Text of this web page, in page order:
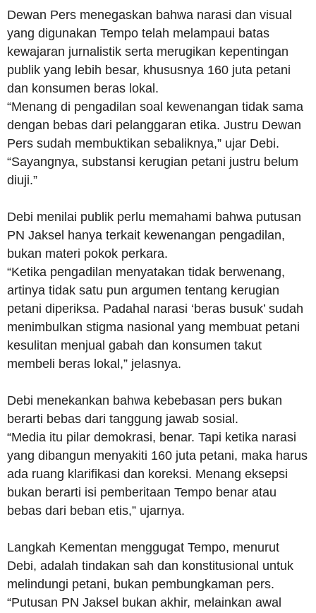
Dewan Pers menegaskan bahwa narasi dan visual
yang digunakan Tempo telah melampaui batas
kewajaran jurnalistik serta merugikan kepentingan
publik yang lebih besar, khususnya 160 juta petani
dan konsumen beras lokal.
“Menang di pengadilan soal kewenangan tidak sama
dengan bebas dari pelanggaran etika. Justru Dewan
Pers sudah membuktikan sebaliknya,” ujar Debi.
“Sayangnya, substansi kerugian petani justru belum
diuji.”
Debi menilai publik perlu memahami bahwa putusan
PN Jaksel hanya terkait kewenangan pengadilan,
bukan materi pokok perkara.
“Ketika pengadilan menyatakan tidak berwenang,
artinya tidak satu pun argumen tentang kerugian
petani diperiksa. Padahal narasi ‘beras busuk’ sudah
menimbulkan stigma nasional yang membuat petani
kesulitan menjual gabah dan konsumen takut
membeli beras lokal,” jelasnya.
Debi menekankan bahwa kebebasan pers bukan
berarti bebas dari tanggung jawab sosial.
“Media itu pilar demokrasi, benar. Tapi ketika narasi
yang dibangun menyakiti 160 juta petani, maka harus
ada ruang klarifikasi dan koreksi. Menang eksepsi
bukan berarti isi pemberitaan Tempo benar atau
bebas dari beban etis,” ujarnya.
Langkah Kementan menggugat Tempo, menurut
Debi, adalah tindakan sah dan konstitusional untuk
melindungi petani, bukan pembungkaman pers.
“Putusan PN Jaksel bukan akhir, melainkan awal